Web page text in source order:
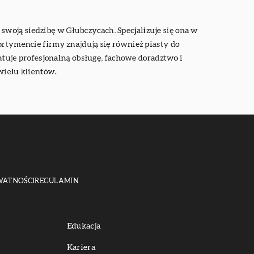
siedzibę w Głubczycach. Specjalizuje się ona w
firmy znajdują się również piasty do
profesjonalną obsługę, fachowe doradztwo i
klientów.
REGULAMIN
Edukacja
Kariera